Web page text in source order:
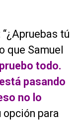
tú
que Samuel
todo.
pasando
no lo
opción para